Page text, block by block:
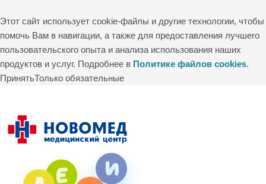
Этот сайт использует cookie-файлы и другие технологии, чтобы
помочь Вам в навигации, а также для предоставления лучшего
пользовательского опыта и анализа использования наших
продуктов и услуг. Подробнее в Политике файлов cookies.
ПринятьТолько обязательные